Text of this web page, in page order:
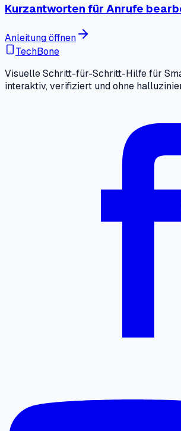
Kurzantworten für Anrufe
Anleitung öffnen
TechBone
Visuelle Schritt-für-Schritt-Hilfe für
interaktiv, verifiziert und ohne